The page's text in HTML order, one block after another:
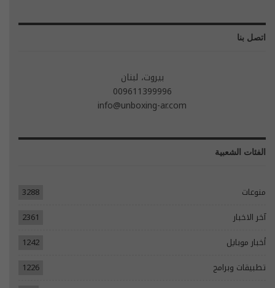
اتصل بنا
بيروت، لبنان
009611399996
info@unboxing-ar.com
الفئات الشعبية
منوعات
3288
آخر الاخبار
2361
أخبار موبايل
1242
تطبيقات وبرامج
1226